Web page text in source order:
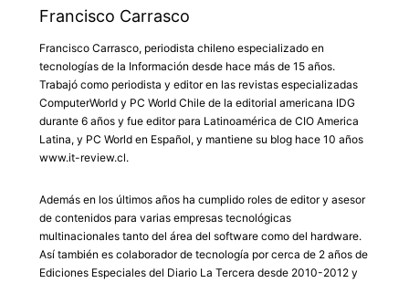
Francisco Carrasco
Francisco Carrasco, periodista chileno especializado en
tecnologías de la Información desde hace más de 15 años.
Trabajó como periodista y editor en las revistas especializadas
ComputerWorld y PC World Chile de la editorial americana IDG
durante 6 años y fue editor para Latinoamérica de CIO America
Latina, y PC World en Español, y mantiene su blog hace 10 años
www.it-review.cl.
Además en los últimos años ha cumplido roles de editor y asesor
de contenidos para varias empresas tecnológicas
multinacionales tanto del área del software como del hardware.
Así también es colaborador de tecnología por cerca de 2 años de
Ediciones Especiales del Diario La Tercera desde 2010-2012 y